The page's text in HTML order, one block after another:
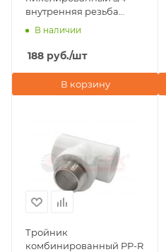
внутренняя резьба
Valfex
В наличии
188 руб./шт
В корзину
Тройник
комбинированный PP-R